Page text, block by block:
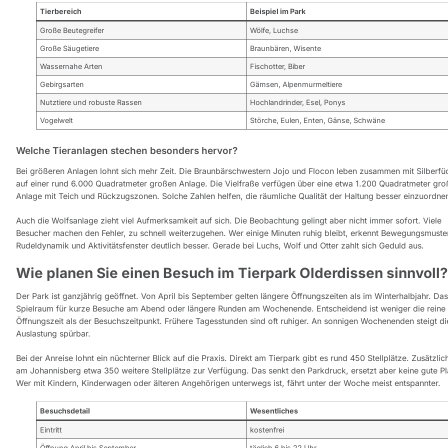
Tierbereich Beispiel im Park
Große Beutegreifer Wölfe, Luchse
Große Säugetiere Braunbären, Wisente
Wassernahe Arten Fischotter, Biber
Gebirgsarten Gämsen, Alpenmurmeltiere
Nutztiere und robuste Rassen Hochlandrinder, Esel, Ponys
Vogelwelt Störche, Eulen, Enten, Gänse, Schwäne
Welche Tieranlagen stechen besonders hervor?
Bei größeren Anlagen lohnt sich mehr Zeit. Die Braunbärschwestern Jojo und Flocon leben zusammen mit
auf einer rund 6.000 Quadratmeter großen Anlage. Die Vielfraße verfügen über eine etwa 1.200 Quadratmeter
Anlage mit Teich und Rückzugszonen. Solche Zahlen helfen, die räumliche Qualität der Haltung besser
Auch die Wolfsanlage zieht viel Aufmerksamkeit auf sich. Die Beobachtung gelingt aber nicht immer sofort. Viele
Besucher machen den Fehler, zu schnell weiterzugehen. Wer einige Minuten ruhig bleibt, erkennt
Rudeldynamik und Aktivitätsfenster deutlich besser. Gerade bei Luchs, Wolf und Otter zahlt sich Geduld aus.
Wie planen Sie einen Besuch im Tierpark Olderdissen sinnvoll?
Der Park ist ganzjährig geöffnet. Von April bis September gelten längere Öffnungszeiten als im Winterhalbjahr.
Spielraum für kurze Besuche am Abend oder längere Runden am Wochenende. Entscheidend ist weniger die reine
Öffnungszeit als der Besuchszeitpunkt. Frühere Tagesstunden sind oft ruhiger. An sonnigen Wochenenden steigt
Auslastung spürbar.
Bei der Anreise lohnt ein nüchterner Blick auf die Praxis. Direkt am Tierpark gibt es rund 450 Stellplätze.
am Johannisberg etwa 350 weitere Stellplätze zur Verfügung. Das senkt den Parkdruck, ersetzt aber keine gute
Wer mit Kindern, Kinderwagen oder älteren Angehörigen unterwegs ist, fährt unter der Woche meist entspannter.
Besuchsdetail Wesentliches
Eintritt kostenfrei